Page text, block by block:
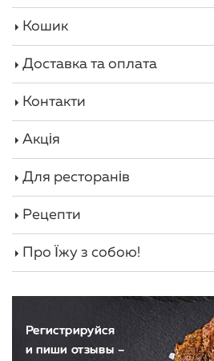
Кошик
Доставка та оплата
Контакти
Акція
Для ресторанів
Рецепти
Про Їжу з собою!